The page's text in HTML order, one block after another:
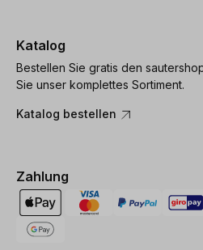
Katalog
Bestellen Sie gratis den
Sie unser komplettes Sortiment.
Katalog bestellen
Zahlung